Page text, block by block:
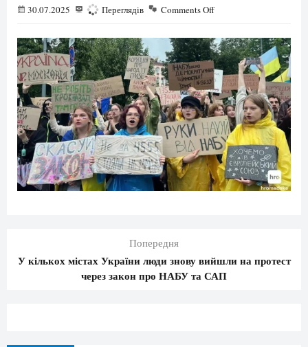
30.07.2025 151 Переглядів Comments Off
Попередня
У кількох містах України люди знову вийшли на протест
через закон про НАБУ та САП